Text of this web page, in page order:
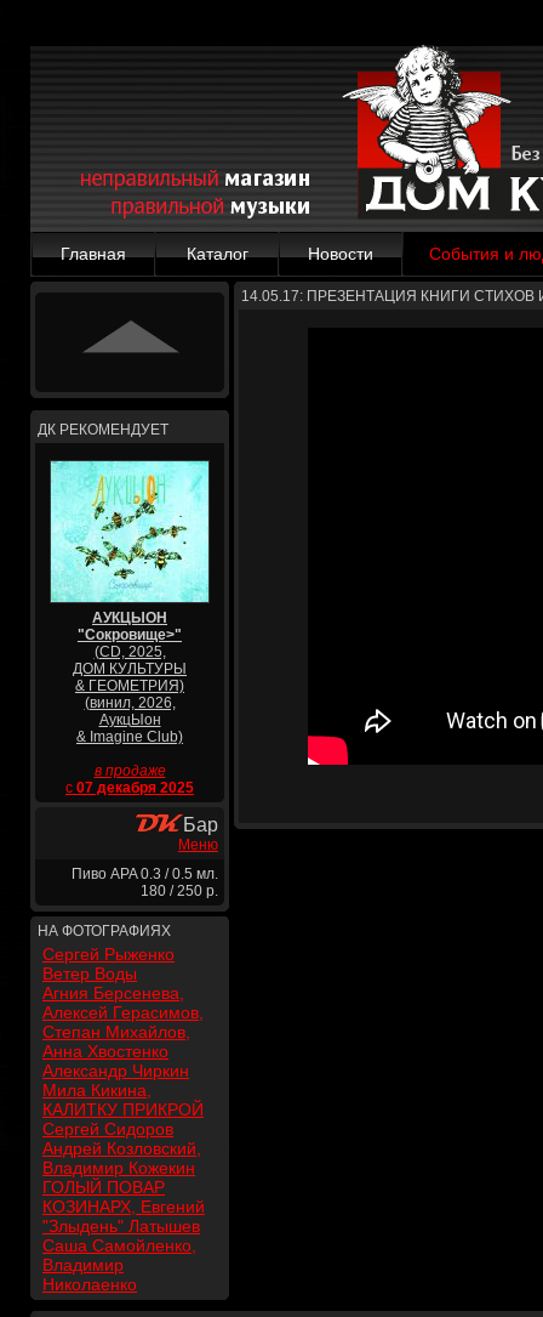
Главная Каталог Новости События и
ДК РЕКОМЕНДУЕТ
АУКЦЫОН
"Сокровище>"
(CD, 2025,
ДОМ КУЛЬТУРЫ
& ГЕОМЕТРИЯ)
(винил, 2026,
АукцЫон
& Imagine Club)
в продаже
с 07 декабря 2025
Бар
Меню
Пиво APA 0.3 / 0.5 мл.
180 / 250 р.
НА ФОТОГРАФИЯХ
Сергей Рыженко
Ветер Воды
Агния Берсенева,
Алексей Герасимов,
Степан Михайлов,
Анна Хвостенко
Александр Чиркин
Мила Кикина,
КАЛИТКУ ПРИКРОЙ
Сергей Сидоров
Андрей Козловский,
Владимир Кожекин
ГОЛЫЙ ПОВАР
КОЗИНАРХ, Евгений
"Злыдень" Латышев
Саша Самойленко,
Владимир
Николаенко
14.05.17: ПРЕЗЕНТАЦИЯ КНИГИ